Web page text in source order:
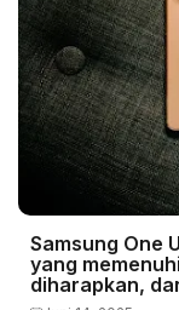
Samsung One
yang
diharapkan,